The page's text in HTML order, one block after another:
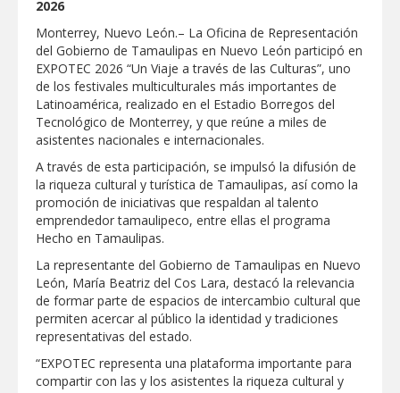
social municipal para los reynosenses
Supervisa rector Dámaso Anaya nueva
sede para la Facultad de Arquitectura de
la UAT en Ciudad Victoria
Agiliza el ITAVU procesos de
escrituración para brindar certeza
patrimonial a más familias de
Tamaulipas
GOBIERNO MUNICIPAL EXHORTA A
PREVENIR ENFERMEDADES DURANTE
LA TEMPORADA DE CALOR
Intensificó Municipio programa de
bacheo en cuatro colonias de Reynosa
Respalda la SET acuerdos de la
CONAEDU sobre redes sociales y
escuelas militarizadas
AVANZAN TRABAJOS DE
MODERNIZACIÓN EN AVENIDA
REFORMA; GOBIERNO MUNICIPAL
MANTIENE EL RITMO DE LAS OBRAS
PRIORITARIAS
Atendió Protección Civil de Reynosa
2026
Monterrey, Nuevo León.– La Oficina de Representación
del Gobierno de Tamaulipas en Nuevo León participó en
EXPOTEC 2026 “Un Viaje a través de las Culturas”, uno
de los festivales multiculturales más importantes de
Latinoamérica, realizado en el Estadio Borregos del
Tecnológico de Monterrey, y que reúne a miles de
asistentes nacionales e internacionales.
A través de esta participación, se impulsó la difusión de
la riqueza cultural y turística de Tamaulipas, así como la
promoción de iniciativas que respaldan al talento
emprendedor tamaulipeco, entre ellas el programa
Hecho en Tamaulipas.
La representante del Gobierno de Tamaulipas en Nuevo
León, María Beatriz del Cos Lara, destacó la relevancia
de formar parte de espacios de intercambio cultural que
permiten acercar al público la identidad y tradiciones
representativas del estado.
“EXPOTEC representa una plataforma importante para
compartir con las y los asistentes la riqueza cultural y